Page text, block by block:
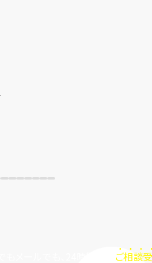
ご相談